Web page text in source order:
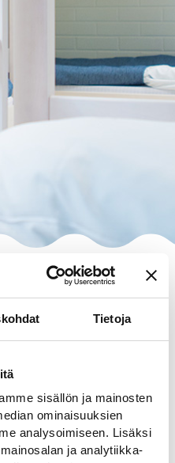
Tietoja
sisällön ja mainosten
ominaisuuksien
analysoimiseen. Lisäksi
ja analytiikka-